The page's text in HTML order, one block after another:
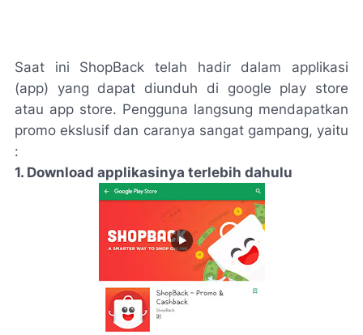
Saat ini ShopBack telah hadir dalam applikasi
(app) yang dapat diunduh di google play store
atau app store. Pengguna langsung mendapatkan
promo ekslusif dan caranya sangat gampang, yaitu
:
1. Download applikasinya terlebih dahulu